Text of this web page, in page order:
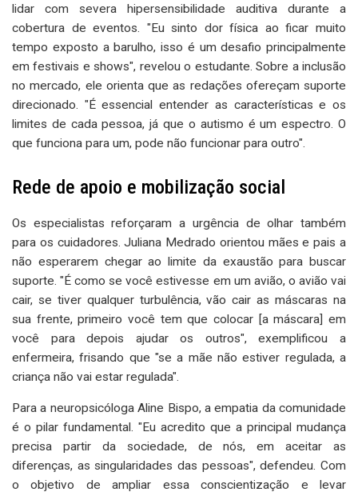
lidar com severa hipersensibilidade auditiva durante a
cobertura de eventos. "Eu sinto dor física ao ficar muito
tempo exposto a barulho, isso é um desafio principalmente
em festivais e shows", revelou o estudante. Sobre a inclusão
no mercado, ele orienta que as redações ofereçam suporte
direcionado. "É essencial entender as características e os
limites de cada pessoa, já que o autismo é um espectro. O
que funciona para um, pode não funcionar para outro".
Rede de apoio e mobilização social
Os especialistas reforçaram a urgência de olhar também
para os cuidadores. Juliana Medrado orientou mães e pais a
não esperarem chegar ao limite da exaustão para buscar
suporte. "É como se você estivesse em um avião, o avião vai
cair, se tiver qualquer turbulência, vão cair as máscaras na
sua frente, primeiro você tem que colocar [a máscara] em
você para depois ajudar os outros", exemplificou a
enfermeira, frisando que "se a mãe não estiver regulada, a
criança não vai estar regulada".
Para a neuropsicóloga Aline Bispo, a empatia da comunidade
é o pilar fundamental. "Eu acredito que a principal mudança
precisa partir da sociedade, de nós, em aceitar as
diferenças, as singularidades das pessoas", defendeu. Com
o objetivo de ampliar essa conscientização e levar